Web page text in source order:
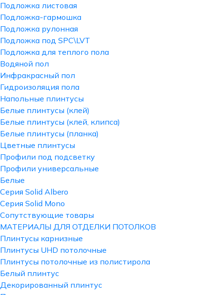
Подложка листовая
Подложка-гармошка
Подложка рулонная
Подложка под SPC\LVT
Подложка для теплого пола
Водяной пол
Инфракрасный пол
Гидроизоляция пола
Напольные плинтусы
Белые плинтусы (клей)
Белые плинтусы (клей, клипса)
Белые плинтусы (планка)
Цветные плинтусы
Профили под подсветку
Профили универсальные
Белые
Серия Solid Albero
Серия Solid Mono
Сопутствующие товары
МАТЕРИАЛЫ ДЛЯ ОТДЕЛКИ ПОТОЛКОВ
Плинтусы карнизные
Плинтусы UHD потолочные
Плинтусы потолочные из полистирола
Белый плинтус
Декорированный плинтус